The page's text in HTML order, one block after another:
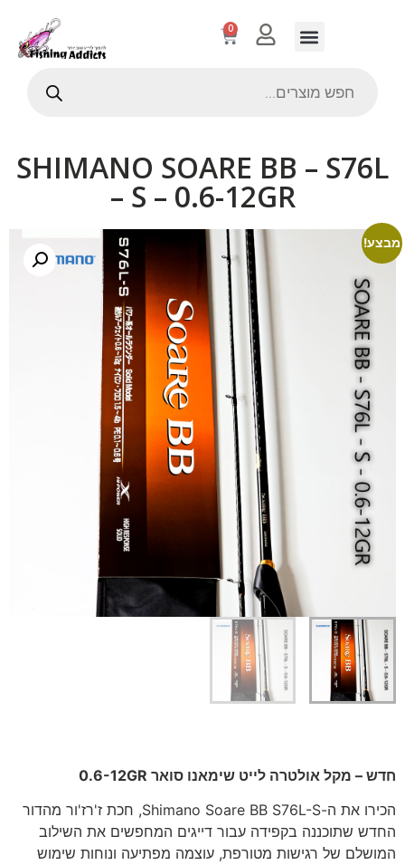
0
SHIMANO SOARE BB – S76L
– S – 0.6-12GR
חדש – מקל אולטרה לייט שימאנו סואר 0.6-12GR
הכירו את ה-Shimano Soare BB S76L-S, חכת ז'רז'ור מהדור
החדש שתוכננה בקפידה עבור דייגים המחפשים את השילוב
המושלם של רגישות מטורפת, עוצמה מפתיעה ונוחות שימוש
מבצע!